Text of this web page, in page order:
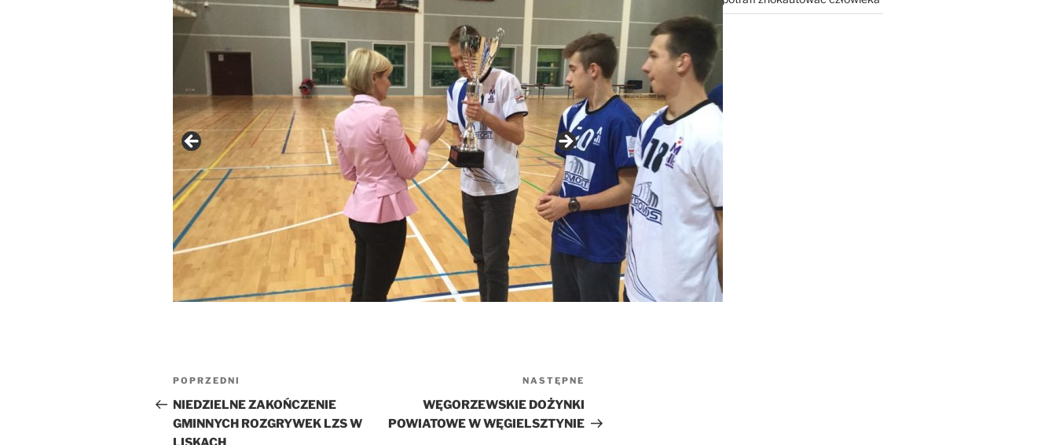
Nawigacja
wpisu
Poprzedni
wpis
POPRZEDNI
NIEDZIELNE ZAKOŃCZENIE
GMINNYCH ROZGRYWEK LZS W
NASTĘPNE
WĘGORZEWSKIE DOŻYNKI
POWIATOWE W WĘGIELSZTYNIE